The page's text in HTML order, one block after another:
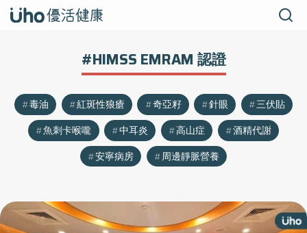
#HIMSS EMRAM 認證
毒油 紅斑性狼瘡 奇亞籽 針眼
三伏貼
魚刺卡喉嚨
中耳炎 高山症
酒精代謝
安寧病房
周邊靜脈營養